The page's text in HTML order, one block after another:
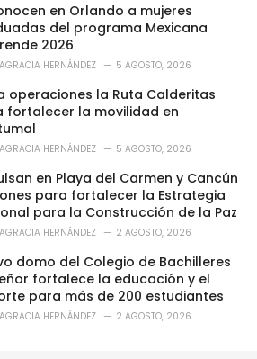
en Orlando a mujeres
del programa Mexicana
2026
HERNÁNDEZ 5 AGOSTO, 2026
operaciones la Ruta Calderitas
fortalecer la movilidad en
HERNÁNDEZ 5 AGOSTO, 2026
en Playa del Carmen y Cancún
para fortalecer la Estrategia
para la Construcción de la Paz
HERNÁNDEZ 2 AGOSTO, 2026
domo del Colegio de Bachilleres
fortalece la educación y el
para más de 200 estudiantes
HERNÁNDEZ 2 AGOSTO, 2026